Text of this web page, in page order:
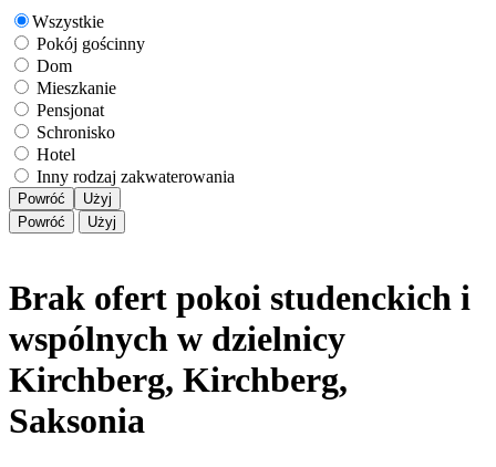
Wszystkie
Pokój gościnny
Dom
Mieszkanie
Pensjonat
Schronisko
Hotel
Inny rodzaj zakwaterowania
Powróć
Użyj
Powróć
Użyj
Brak ofert pokoi studenckich i
wspólnych w dzielnicy
Kirchberg, Kirchberg,
Saksonia